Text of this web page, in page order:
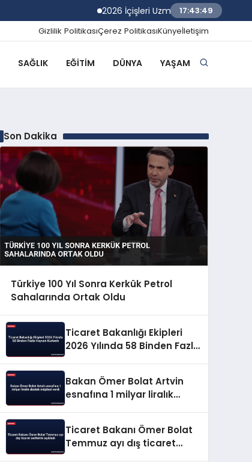
2026 İçişleri Uzman Yardımcılığı Sınav
17:43:50
Gizlilik PolitikasıÇerez PolitikasıKünyeİletişim
SAĞLIK EĞITIM DÜNYA YAŞAM
Son Dakika
Türkiye 100 Yıl Sonra Kerkük Petrol
Sahalarında Ortak Oldu
Ticaret Bakanlığı Ekipleri
2026 Yılında 58 Binden Fazla
Bakan Ömer Bolat Artvin
esnafına 1 milyar liralık
Ticaret Bakanı Ömer Bolat
Temmuz ayı dış ticaret